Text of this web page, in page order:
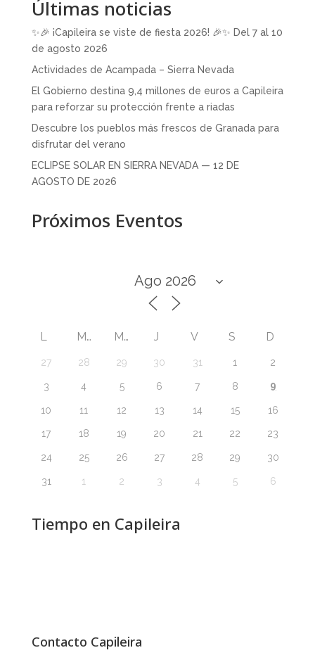
Últimas noticias
✨🎉 ¡Capileira se viste de fiesta 2026! 🎉✨ Del 7 al 10
de agosto 2026
Actividades de Acampada – Sierra Nevada
El Gobierno destina 9,4 millones de euros a Capileira
para reforzar su protección frente a riadas
Descubre los pueblos más frescos de Granada para
disfrutar del verano
ECLIPSE SOLAR EN SIERRA NEVADA — 12 DE
AGOSTO DE 2026
Próximos Eventos
L M M J V S D
27 28 29 30 31 1 2
3 4 5 6 7 8 9
10 11 12 13 14 15 16
17 18 19 20 21 22 23
24 25 26 27 28 29 30
31 1 2 3 4 5 6
Tiempo en Capileira
Contacto Capileira